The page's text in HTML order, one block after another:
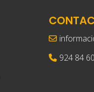
924 84